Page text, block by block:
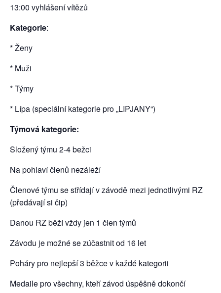
13:00 vyhlášení vítězů
Kategorie:
* Ženy
* Muži
* Týmy
* Lípa (speciální kategorie pro „LIPJANY“)
Týmová kategorie:
Složený týmu 2-4 bežci
Na pohlaví členů nezáleží
Členové týmu se střídají v závodě mezi jednotlivými RZ
(předávají si čip)
Danou RZ běží vždy jen 1 člen týmů
Závodu je možné se zúčastnit od 16 let
Poháry pro nejlepší 3 běžce v každé kategorii
Medaile pro všechny, kteří závod úspěšně dokončí